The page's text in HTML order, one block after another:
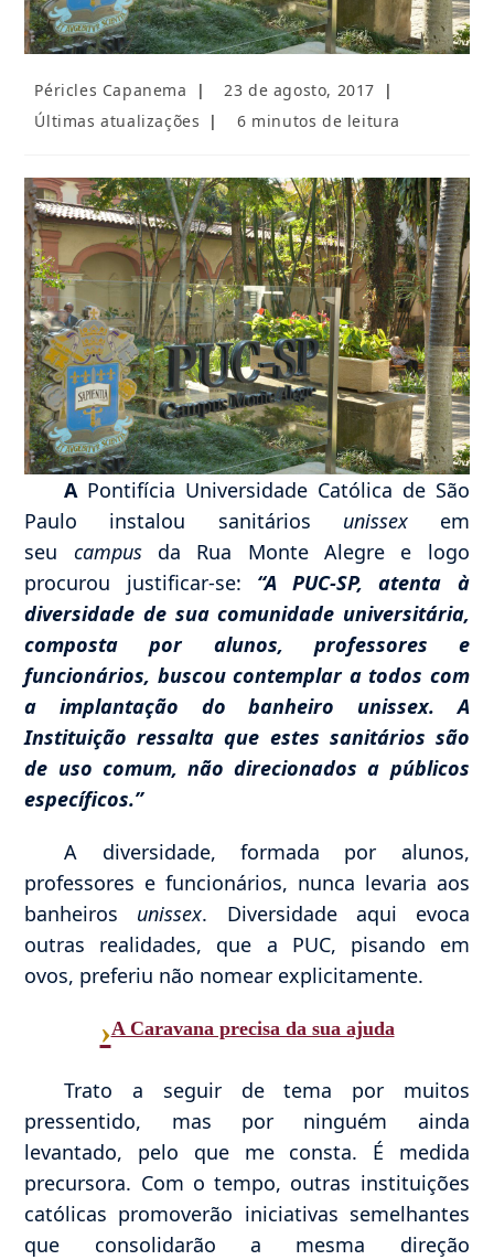
Autor
post:
Péricles Capanema
Post
publicado:
23 de agosto, 2017
Categoria
Últimas atualizações
Tempo
6 minutos de leitura
A Pontifícia Universidade Católica de São
Paulo instalou sanitários unissexem
seu campusda Rua Monte Alegre e logo
procurou justificar-se: “A PUC-SP, atenta à
diversidade de sua comunidade universitária,
composta por alunos, professores e
funcionários, buscou contemplar a todos com
a implantação do banheiro unissex. A
Instituição ressalta que estes sanitários são
de uso comum, não direcionados a públicos
específicos.”
A diversidade, formada por alunos,
professores e funcionários, nunca levaria aos
banheiros unissex. Diversidade aqui evoca
outras realidades, que a PUC, pisando em
ovos, preferiu não nomear explicitamente.
›A Caravana precisa da sua ajuda
Trato a seguir de tema por muitos
pressentido, mas por ninguém ainda
levantado, pelo que me consta. É medida
precursora. Com o tempo, outras instituições
católicas promoverão iniciativas semelhantes
que consolidarão a mesma direção